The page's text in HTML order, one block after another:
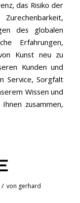
das Risiko der
des globalen
Erfahrungen,
Kunst neu zu
Kunden und
Service, Sorgfalt
Wissen und
zusammen,
/ von gerhard